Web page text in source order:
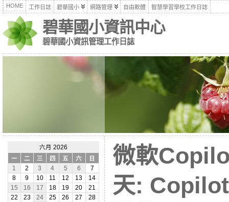
HOME 工作日誌 碧華國小 網路管理 自由軟體 智慧學習學校工作日誌
碧華國小資訊中心
碧華國小資訊管理工作日誌
六月 2026
一
二 三 四 五 六
日
1
2 3 4 5 6
7
8
9 10 11 12 13
14
15
16 17 18 19 20
21
22
23 24 25 26 27
28
微軟
天: